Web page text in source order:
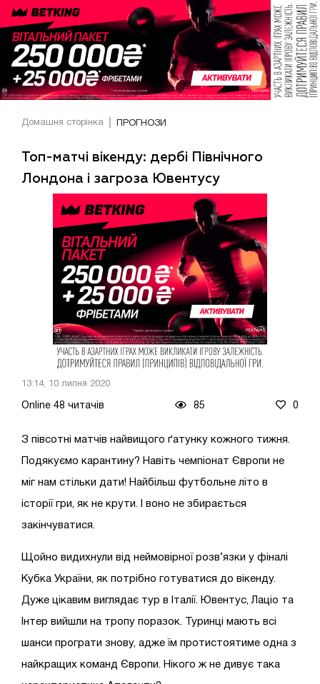
Домашня сторінка ПРОГНОЗИ
Топ-матчі вікенду: дербі Північного
Лондона і загроза Ювентусу
13:14, 10 липня 2020
Online 48 читачів 85 0
З півсотні матчів найвищого ґатунку кожного тижня.
Подякуємо карантину? Навіть чемпіонат Європи не
міг нам стільки дати! Найбільш футбольне літо в
історії гри, як не крути. І воно не збирається
закінчуватися.
Щойно видихнули від неймовірної розв’язки у фіналі
Кубка України, як потрібно готуватися до вікенду.
Дуже цікавим виглядає тур в Італії. Ювентус, Лаціо та
Інтер вийшли на тропу поразок. Туринці мають всі
шанси програти знову, адже їм протистоятиме одна з
найкращих команд Європи. Нікого ж не дивує така